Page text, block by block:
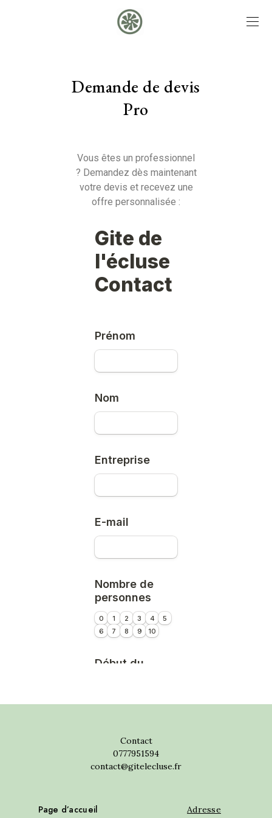
Demande de devis
Pro
Vous êtes un professionnel
? Demandez dès maintenant
votre devis et recevez une
offre personnalisée :
Page d’accueil
Adresse
Contact
0777951594
contact@gitelecluse.fr